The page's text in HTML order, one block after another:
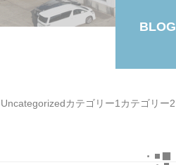
BLOG
Uncategorizedカテゴリー1 カテゴリー2